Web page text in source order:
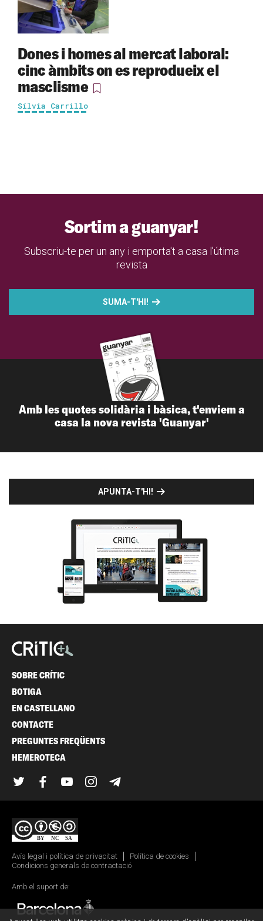
Dones i homes al mercat laboral:
cinc àmbits on es reprodueix el
masclisme
Sílvia Carrillo
Sortim a guanyar!
Subscriu-te per un any i emporta't a casa l'útima
revista
SUMA-T'HI!
Amb les quotes solidària i bàsica, t'enviem a
casa la nova revista 'Guanyar'
APUNTA-T'HI!
SOBRE CRÍTIC
BOTIGA
EN CASTELLANO
CONTACTE
PREGUNTES FREQÜENTS
HEMEROTECA
TwitterFacebook
YouTubeInstagram
Avís legal i política de privacitat
Política de cookies
Condicions generals de contractació
Amb el suport de: